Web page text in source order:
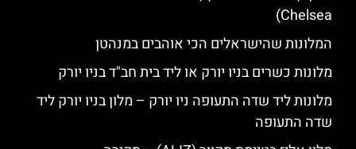
Chelsea)
המלונות שהישראלים הכי אוהבים במנהטן
מלונות כשרים בניו יורק או ליד בית חב"ד בניו יורק
מלונות ליד שדה התעופה ניו יורק – מלון בניו יורק ליד
שדה התעופה